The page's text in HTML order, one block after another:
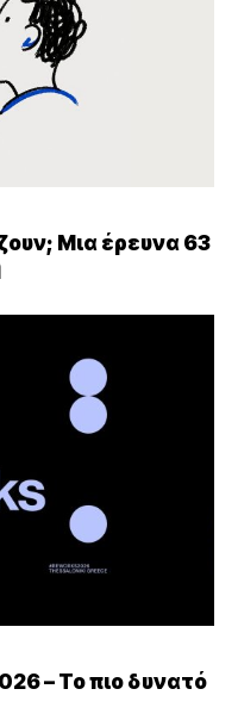
Μια έρευνα 63
– Το πιο δυνατό